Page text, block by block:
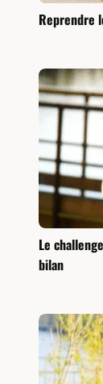
Reprendre
Le
bilan